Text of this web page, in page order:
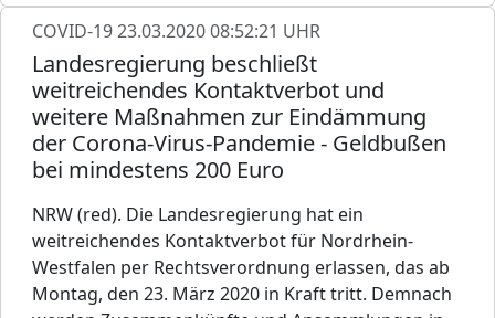
COVID-1923.03.2020 08:52:21 UHR
Landesregierung beschließt
weitreichendes Kontaktverbot und
weitere Maßnahmen zur Eindämmung
der Corona-Virus-Pandemie - Geldbußen
bei mindestens 200 Euro
NRW (red). Die Landesregierung hat ein
weitreichendes Kontaktverbot für Nordrhein-
Westfalen per Rechtsverordnung erlassen, das ab
Montag, den 23. März 2020 in Kraft tritt. Demnach